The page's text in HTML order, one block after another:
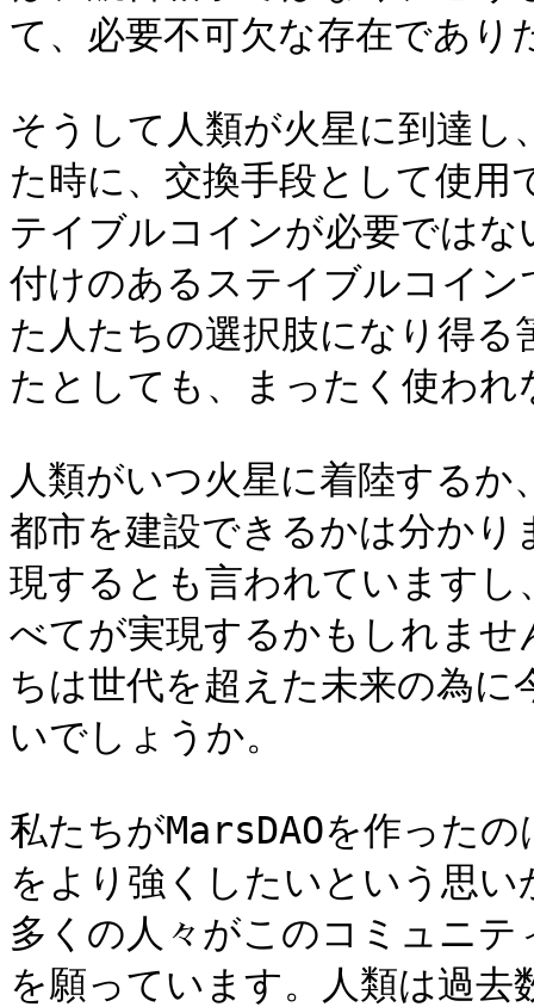
て、必要不可欠な存在であ
そうして人類が火星に到達
た時に、交換手段として使
テイブルコインが必要ではな
付けのあるステイブルコイ
た人たちの選択肢になり得
たとしても、まったく使わ
人類がいつ火星に着陸する
都市を建設できるかは分かり
現するとも言われています
べてが実現するかもしれま
ちは世代を超えた未来の為
いでしょうか。
私たちがMarsDAOを作ったの
をより強くしたいという思
多くの人々がこのコミュニ
を願っています。人類は過